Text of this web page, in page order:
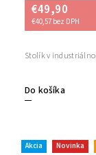
€49,90
€40,57 bez DPH
Do košíka
Stolík v
Akcia Novinka